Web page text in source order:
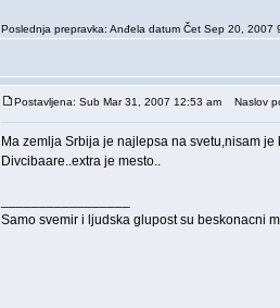
Poslednja prepravka: Anđela datum Čet Sep 20, 2007
Postavljena: Sub Mar 31, 2007 12:53 am Naslov
Ma zemlja Srbija je najlepsa na svetu,nisam
Divcibaare..extra je mesto..
Samo svemir i ljudska glupost su beskonacni